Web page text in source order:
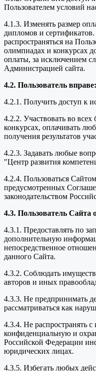
Пользователем условий
4.1.3. Изменять размер
дипломов и
распространяться на
олимпиадах и конкурсах
оплаты, за исключением
Администрацией сайта.
4.2. Пользователь вправе:
4.2.1. Получить доступ к
4.2.2. Участвовать во
конкурсах, оплачивать
получения результатов
4.2.3. Задавать любые
"Центр развития
4.2.4. Пользоваться
предусмотренных
законодательством
4.3. Пользователь Сайта
4.3.1. Предоставлять по
дополнительную
непосредственное
данного Сайта.
4.3.2. Соблюдать
авторов и иных
4.3.3. Не предпринимать
рассматриваться как
4.3.4. Не распространять
конфиденциальную и
Российской Федерации
юридических лицах.
4.3.5. Избегать любых